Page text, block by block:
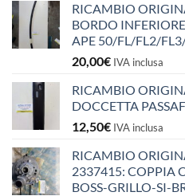
RICAMBIO
BORDO
APE 50/FL/FL2/
20,00€ IVA inclusa
RICAMBIO
DOCCETTA
12,50€ IVA inclusa
RICAMBIO
2337415: COPPIA
BOSS-GRILLO-SI-